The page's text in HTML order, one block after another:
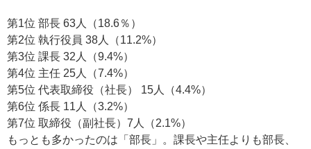
第1位 部長 63人（18.6％）
第2位 執行役員 38人（11.2%）
第3位 課長 32人（9.4%）
第4位 主任 25人（7.4%）
第5位 代表取締役（社長） 15人（4.4%）
第6位 係長 11人（3.2%）
第7位 取締役（副社長）7人（2.1%）
もっとも多かったのは「部長」。課長や主任よりも部長、